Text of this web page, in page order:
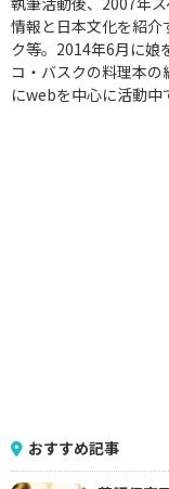
情報と日本文化を紹介
ク等。2014年6月に娘
コ・バスクの料理本
にwebを中心に活動中
おすすめ記事